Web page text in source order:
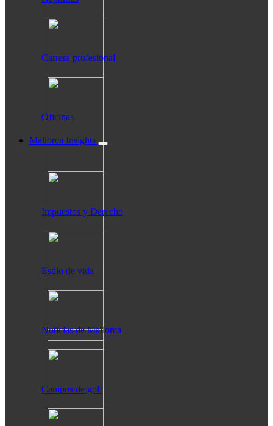
Carrera profesional
Oficinas
Mallorca Insights
Impuestos y Derecho
Estilo de vida
Noticias de Mallorca
Campos de golf